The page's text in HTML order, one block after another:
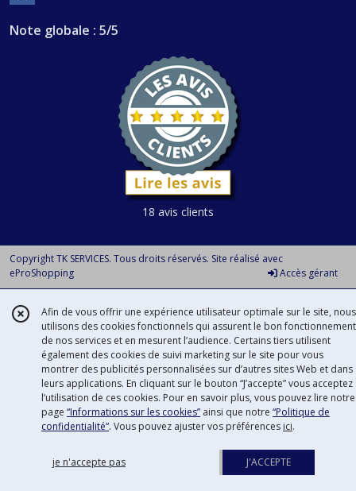
Note globale : 5/5
18 avis clients
Copyright TK SERVICES. Tous droits réservés. Site réalisé avec
eProShopping
Accès gérant
Afin de vous offrir une expérience utilisateur optimale sur le site, nous
utilisons des cookies fonctionnels qui assurent le bon fonctionnement
de nos services et en mesurent l’audience. Certains tiers utilisent
également des cookies de suivi marketing sur le site pour vous
montrer des publicités personnalisées sur d’autres sites Web et dans
leurs applications. En cliquant sur le bouton “J’accepte” vous acceptez
l’utilisation de ces cookies. Pour en savoir plus, vous pouvez lire notre
page “Informations sur les cookies” ainsi que notre “Politique de
confidentialité“. Vous pouvez ajuster vos préférences ici.
je n'accepte pas J'ACCEPTE